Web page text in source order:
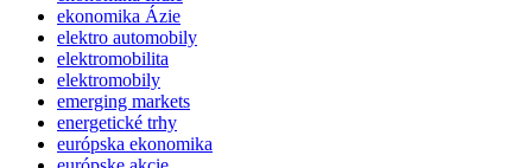
ekonomika Ázie
elektro automobily
elektromobilita
elektromobily
emerging markets
energetické trhy
európska ekonomika